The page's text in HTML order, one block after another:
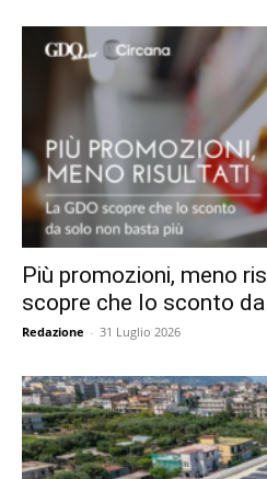
Più promozioni, meno
scopre che lo sconto
Redazione - 31 Luglio 2026